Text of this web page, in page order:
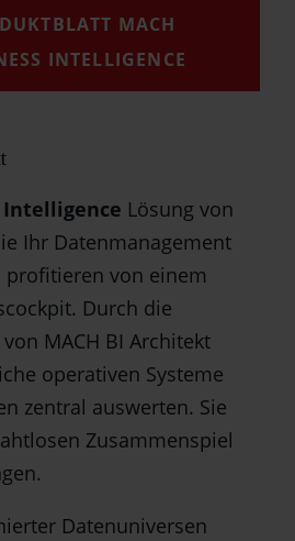
MACH
INTELLIGENCE
Intelligence Lösung von
Ihr Datenmanagement
von einem
Durch die
MACH BI Architekt
operativen Systeme
zentral auswerten. Sie
Zusammenspiel
Datenuniversen